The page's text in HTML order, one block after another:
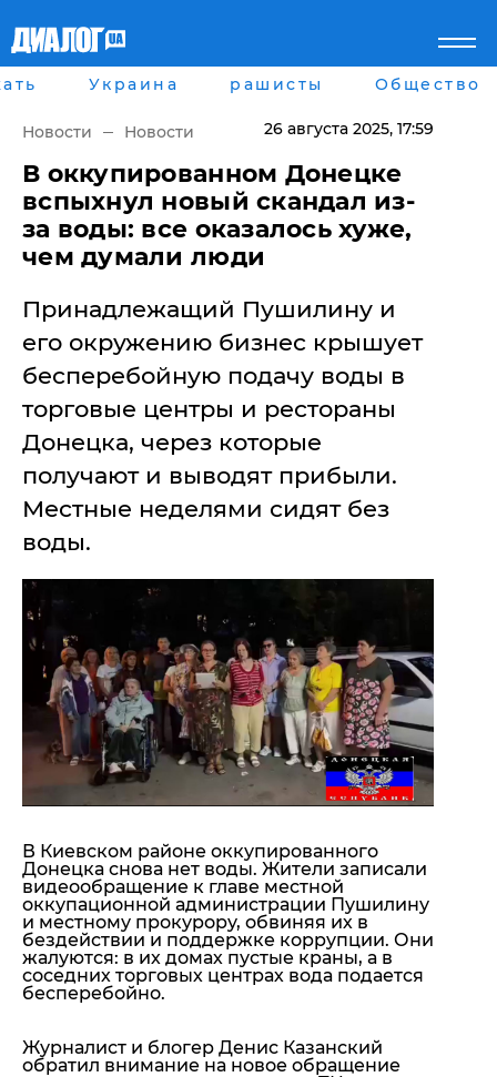
Главная
рассея
Мир
Беларусь
Военное обозрение
Наука и Техника
Экономика
Блоги
Пресса
Шоу-биз
Здоровье
Спорт
Культура
Города
Луганск
Киев
Харьков
Днепр
Львов
Крыму
"ДНР"
"ЛНР"
Новости Крыма
Донбасс
Армия Украины
Лайф стайл
Помощь проекту
Общество
Пресс-релизы
Пресс-релизы
Авторское
Мнение
Блоги
ИноСМИ
Украина рашисты Общество
Новости Новости 26 августа 2025, 17:59
В оккупированном Донецке
вспыхнул новый скандал из-
за воды: все оказалось хуже,
чем думали люди
Принадлежащий Пушилину и
его окружению бизнес крышует
бесперебойную подачу воды в
торговые центры и рестораны
Донецка, через которые
получают и выводят прибыли.
Местные неделями сидят без
воды.
В Киевском районе оккупированного
Донецка снова нет воды. Жители записали
видеообращение к главе местной
оккупационной администрации Пушилину
и местному прокурору, обвиняя их в
бездействии и поддержке коррупции. Они
жалуются: в их домах пустые краны, а в
соседних торговых центрах вода подается
бесперебойно.
Журналист и блогер Денис Казанский
обратил внимание на новое обращение